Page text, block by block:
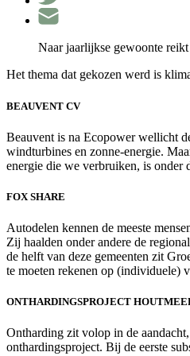
Naar jaarlijkse gewoonte
Het thema dat gekozen werd is
BEAUVENT CV
Beauvent is na Ecopower wellicht
windturbines en zonne-energie.
energie die we verbruiken, is onder
FOX SHARE
Autodelen kennen de meeste
Zij haalden onder andere de
de helft van deze gemeenten zit
te moeten rekenen op (individuele)
ONTHARDINGSPROJECT
Ontharding zit volop in de
onthardingsproject. Bij de eerste